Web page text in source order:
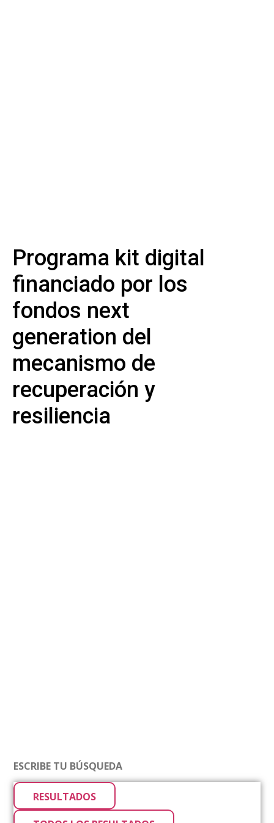
Programa kit digital
financiado por los
fondos next
generation del
mecanismo de
recuperación y
resiliencia
RESULTADOS